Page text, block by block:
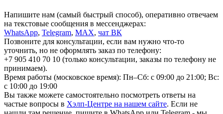
Напишите нам (самый быстрый способ), оперативно отвечаем
на текстовые сообщения в мессенджерах:
WhatsApp, Telegram, МАХ, чат ВК
Позвоните для консультации, если вам нужно что-то
уточнить, но не оформлять заказ по телефону:
+7 905 410 70 10 (только консультации, заказы по телефону не
принимаем).
Время работы (московское время): Пн–Сб: с 09:00 до 21:00; Вс:
с 10:00 до 19:00
Вы также можете самостоятельно посмотреть ответы на
частые вопросы в Хэлп-Центре на нашем сайте. Если не